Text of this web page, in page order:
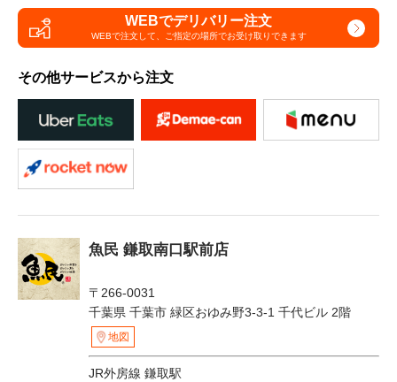
WEBでデリバリー注文
WEBで注文して、 ご指定の場所でお受け取りできます
その他サービスから注文
魚民 鎌取南口駅前店
〒266-0031
千葉県 千葉市 緑区おゆみ野3-3-1 千代ビル 2階
地図
JR外房線 鎌取駅